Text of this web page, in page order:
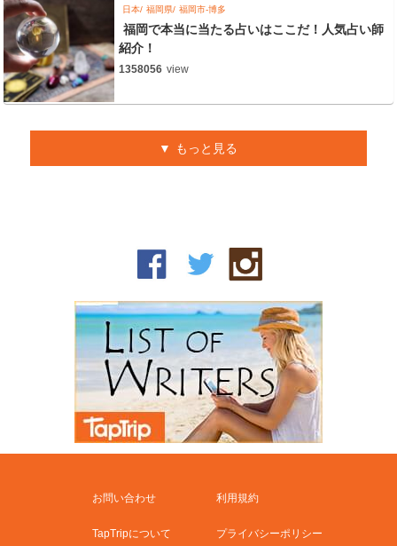
日本 福岡県 福岡市-博多
福岡で本当に当たる占いはここだ！人気占い師
紹介！
1358056 view
もっと見る
お問い合わせ 利用規約
TapTripについて プライバシーポリシー